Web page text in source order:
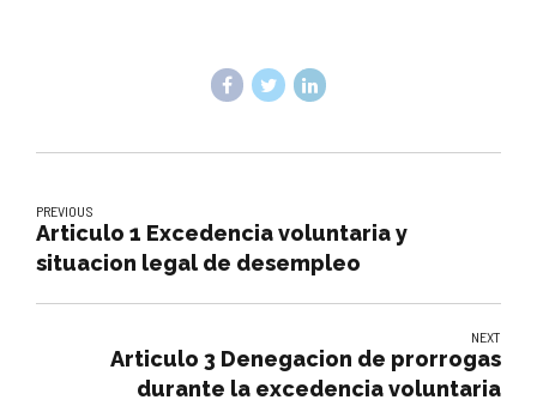
PREVIOUS
Articulo 1 Excedencia voluntaria y
situacion legal de desempleo
NEXT
Articulo 3 Denegacion de prorrogas
durante la excedencia voluntaria